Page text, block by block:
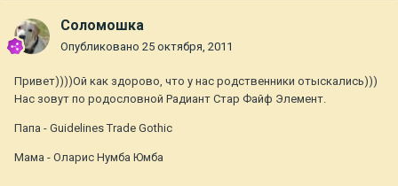
Соломошка
Опубликовано 25 октября, 2011
Привет))))Ой как здорово, что у нас родственники отыскались)))
Нас зовут по родословной Радиант Стар Файф Элемент.
Папа - Guidelines Trade Gothic
Мама - Оларис Нумба Юмба